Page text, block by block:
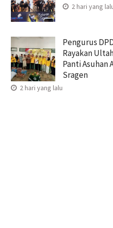
2 hari yang
Pengurus
Rayakan
Panti Asuhan
Sragen
2 hari yang lalu